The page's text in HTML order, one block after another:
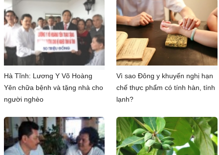
Hà Tĩnh: Lương Y Võ Hoàng
Yên chữa bệnh và tặng nhà cho
người nghèo
Vì sao Đông y khuyến nghị hạn
chế thực phẩm có tính hàn, tính
lạnh?